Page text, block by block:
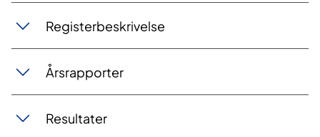
Registerbeskrivelse
Årsrapporter
Resultater